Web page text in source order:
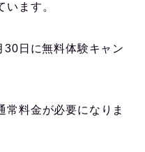
ます。
日に無料体験キャン
常料金が必要になりま